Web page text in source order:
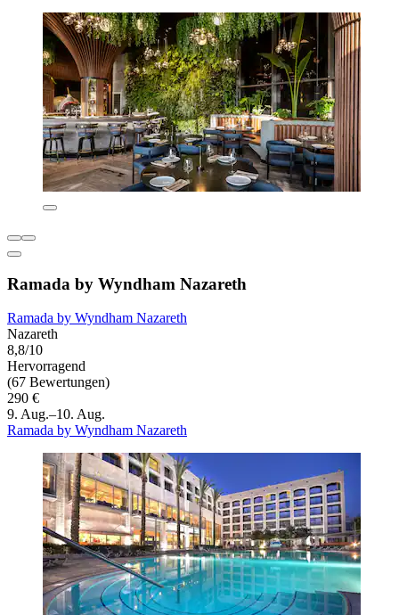
Ramada by Wyndham Nazareth
Ramada by Wyndham Nazareth
Nazareth
8,8/10
Hervorragend
(67 Bewertungen)
290 €
9. Aug.–10. Aug.
Ramada by Wyndham Nazareth